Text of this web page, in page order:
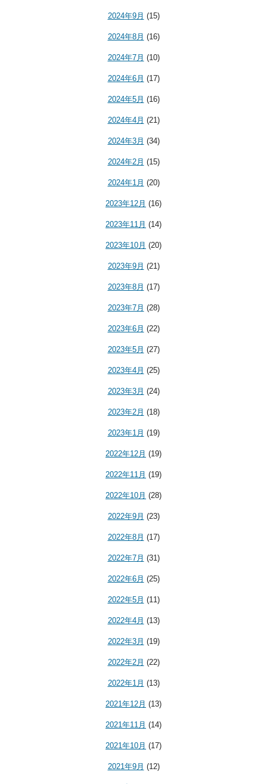
2024年9月 (15)
2024年8月 (16)
2024年7月 (10)
2024年6月 (17)
2024年5月 (16)
2024年4月 (21)
2024年3月 (34)
2024年2月 (15)
2024年1月 (20)
2023年12月 (16)
2023年11月 (14)
2023年10月 (20)
2023年9月 (21)
2023年8月 (17)
2023年7月 (28)
2023年6月 (22)
2023年5月 (27)
2023年4月 (25)
2023年3月 (24)
2023年2月 (18)
2023年1月 (19)
2022年12月 (19)
2022年11月 (19)
2022年10月 (28)
2022年9月 (23)
2022年8月 (17)
2022年7月 (31)
2022年6月 (25)
2022年5月 (11)
2022年4月 (13)
2022年3月 (19)
2022年2月 (22)
2022年1月 (13)
2021年12月 (13)
2021年11月 (14)
2021年10月 (17)
2021年9月 (12)